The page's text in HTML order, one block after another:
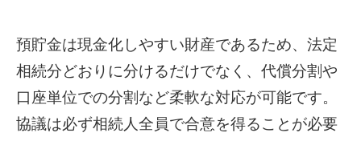
預貯金は現金化しやすい財産であるため、法定
相続分どおりに分けるだけでなく、代償分割や
口座単位での分割など柔軟な対応が可能です。
協議は必ず相続人全員で合意を得ることが必要